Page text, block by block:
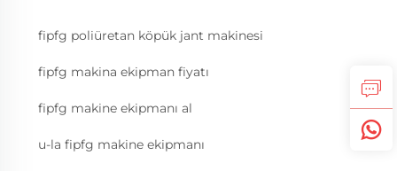
fipfg poliüretan köpük jant makinesi
fipfg makina ekipman fiyatı
fipfg makine ekipmanı al
u-la fipfg makine ekipmanı